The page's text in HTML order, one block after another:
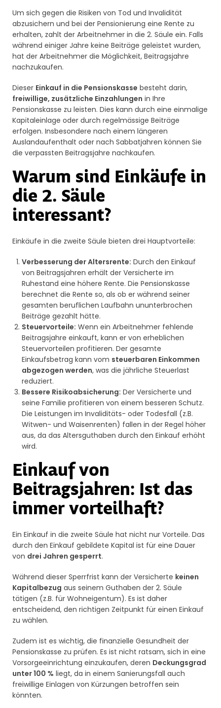
Um sich gegen die Risiken von Tod und Invalidität
abzusichern und bei der Pensionierung eine Rente zu
erhalten, zahlt der Arbeitnehmer in die 2. Säule ein. Falls
während einiger Jahre keine Beiträge geleistet wurden,
hat der Arbeitnehmer die Möglichkeit, Beitragsjahre
nachzukaufen.
Dieser Einkauf in die Pensionskasse besteht darin,
freiwillige, zusätzliche Einzahlungen in Ihre
Pensionskasse zu leisten. Dies kann durch eine einmalige
Kapitaleinlage oder durch regelmässige Beiträge
erfolgen. Insbesondere nach einem längeren
Auslandaufenthalt oder nach Sabbatjahren können Sie
die verpassten Beitragsjahre nachkaufen.
Warum sind Einkäufe in
die 2. Säule
interessant?
Einkäufe in die zweite Säule bieten drei Hauptvorteile:
Verbesserung der Altersrente: Durch den Einkauf
von Beitragsjahren erhält der Versicherte im
Ruhestand eine höhere Rente. Die Pensionskasse
berechnet die Rente so, als ob er während seiner
gesamten beruflichen Laufbahn ununterbrochen
Beiträge gezahlt hätte.
Steuervorteile: Wenn ein Arbeitnehmer fehlende
Beitragsjahre einkauft, kann er von erheblichen
Steuervorteilen profitieren. Der gesamte
Einkaufsbetrag kann vom steuerbaren Einkommen
abgezogen werden, was die jährliche Steuerlast
reduziert.
Bessere Risikoabsicherung: Der Versicherte und
seine Familie profitieren von einem besseren Schutz.
Die Leistungen im Invaliditäts- oder Todesfall (z.B.
Witwen- und Waisenrenten) fallen in der Regel höher
aus, da das Altersguthaben durch den Einkauf erhöht
wird.
Einkauf von
Beitragsjahren: Ist das
immer vorteilhaft?
Ein Einkauf in die zweite Säule hat nicht nur Vorteile. Das
durch den Einkauf gebildete Kapital ist für eine Dauer
von drei Jahren gesperrt.
Während dieser Sperrfrist kann der Versicherte keinen
Kapitalbezug aus seinem Guthaben der 2. Säule
tätigen (z.B. für Wohneigentum). Es ist daher
entscheidend, den richtigen Zeitpunkt für einen Einkauf
zu wählen.
Zudem ist es wichtig, die finanzielle Gesundheit der
Pensionskasse zu prüfen. Es ist nicht ratsam, sich in eine
Vorsorgeeinrichtung einzukaufen, deren Deckungsgrad
unter 100 % liegt, da in einem Sanierungsfall auch
freiwillige Einlagen von Kürzungen betroffen sein
könnten.